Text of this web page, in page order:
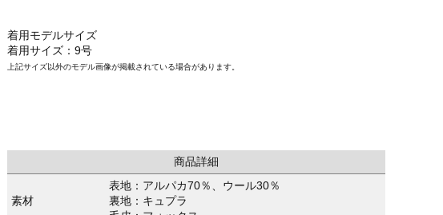
着用モデルサイズ
着用サイズ：9号
上記サイズ以外のモデル画像が掲載されている場合があります。
商品詳細
素材
表地：アルパカ70％、ウール30％
裏地：キュプラ